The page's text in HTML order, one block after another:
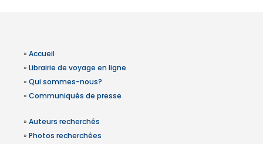
» Accueil
» Librairie de voyage en ligne
» Qui sommes-nous?
» Communiqués de presse
» Auteurs recherchés
» Photos recherchées